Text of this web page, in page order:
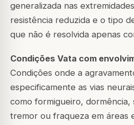
generalizada nas
resistência reduzida e o tipo
que não é resolvida apenas
Condições Vata com
Condições onde a
especificamente as vias
como formigueiro, dormência,
tremor ou fraqueza em áreas